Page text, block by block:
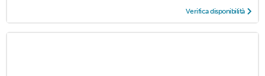
Verifica disponibilità